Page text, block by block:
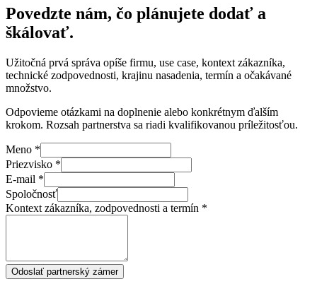
Povedzte nám, čo plánujete dodať a
škálovať.
Užitočná prvá správa opíše firmu, use case, kontext zákazníka,
technické zodpovednosti, krajinu nasadenia, termín a očakávané
množstvo.
Odpovieme otázkami na doplnenie alebo konkrétnym ďalším
krokom. Rozsah partnerstva sa riadi kvalifikovanou príležitosťou.
Meno *
Priezvisko *
E‑mail *
Spoločnosť
Kontext zákazníka, zodpovednosti a termín *
Odoslať partnerský zámer